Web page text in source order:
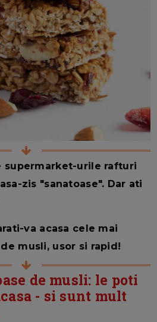
supermarket-urile rafturi
zis "sanatoase". Dar ati
va acasa cele mai
musli, usor si rapid!
de musli: le poti
- si sunt mult